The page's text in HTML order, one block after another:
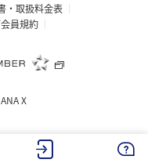
・取扱料金表
員規約
X